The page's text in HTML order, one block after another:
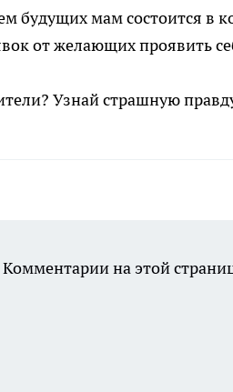
будущих мам состоится в
от желающих проявить
Узнай страшную
Комментарии на этой